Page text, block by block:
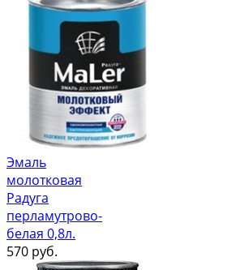
Эмаль
молотковая
Радуга
перламутрово-
белая 0,8л.
570 руб.